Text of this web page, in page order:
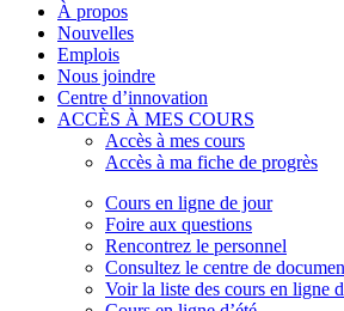
À propos
Nouvelles
Emplois
Nous joindre
Centre d’innovation
ACCÈS À MES COURS
Accès à mes cours
Accès à ma fiche de progrès
Cours en ligne de jour
Foire aux questions
Rencontrez le personnel
Consultez le centre de
Voir la liste des cours en ligne